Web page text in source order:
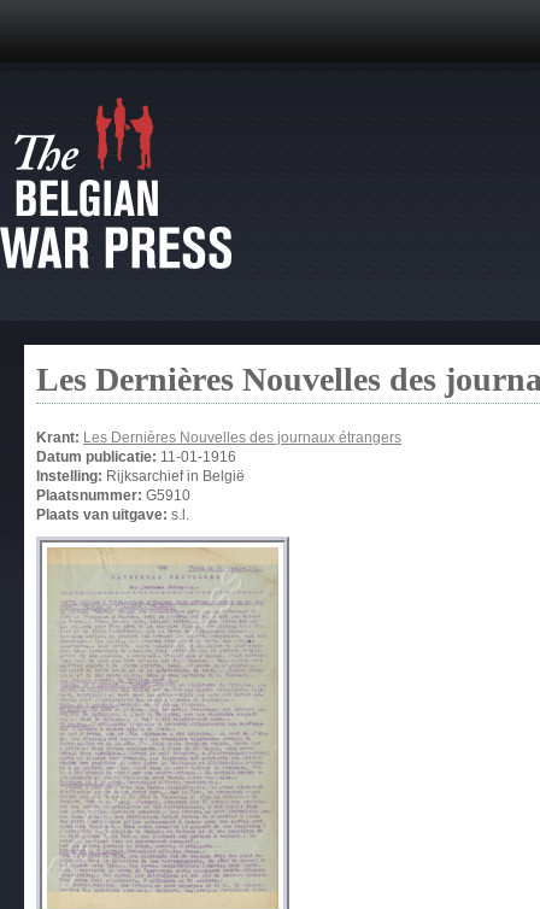
Les Dernières Nouvelles des
Krant: Les Dernières Nouvelles des journaux étrangers
Datum publicatie: 11-01-1916
Instelling: Rijksarchief in België
Plaatsnummer: G5910
Plaats van uitgave: s.l.